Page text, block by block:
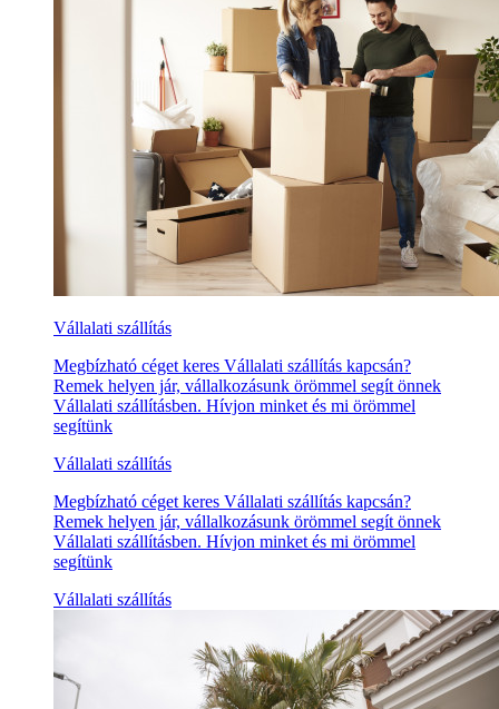
Vállalati szállítás
Megbízható céget keres Vállalati szállítás kapcsán?
Remek helyen jár, vállalkozásunk örömmel segít önnek
Vállalati szállításben. Hívjon minket és mi örömmel
segítünk
Vállalati szállítás
Megbízható céget keres Vállalati szállítás kapcsán?
Remek helyen jár, vállalkozásunk örömmel segít önnek
Vállalati szállításben. Hívjon minket és mi örömmel
segítünk
Vállalati szállítás